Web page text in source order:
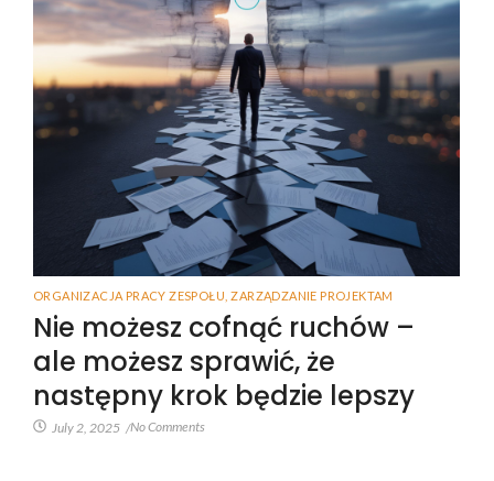
ORGANIZACJA PRACY ZESPOŁU ZARZĄDZANIE PROJEKTAM
Nie możesz cofnąć ruchów –
ale możesz sprawić, że
następny krok będzie lepszy
July 2, 2025 /No Comments